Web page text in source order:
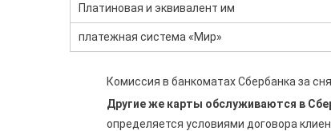
Платиновая и эквивалент им
платежная система «Мир»
Комиссия в банкоматах Сбербанка за
Другие же карты обслуживаются в
определяется условиями договора